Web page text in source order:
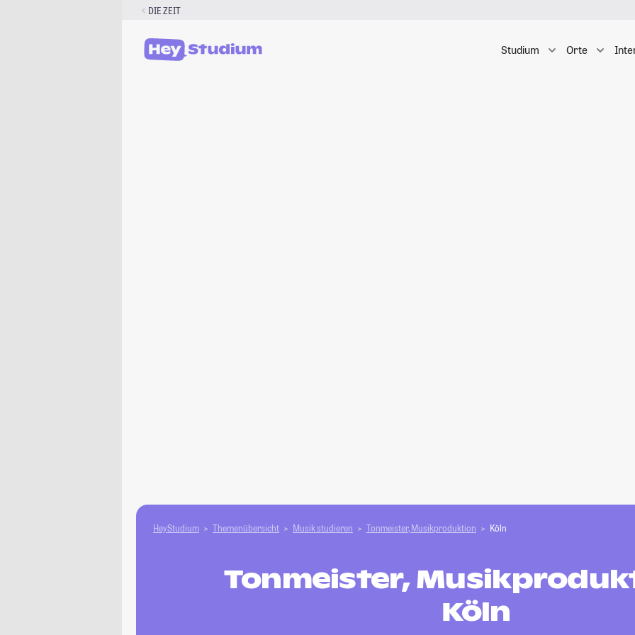
DIE ZEIT
Studium Orte
HeyStudium Themenübersicht Musik studieren Tonmeister, Musikproduktion Köln
Tonmeister,
Köln